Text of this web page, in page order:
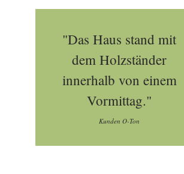
"Das Haus stand mit
dem Holzständer
innerhalb von einem
Vormittag."
Kunden O-Ton